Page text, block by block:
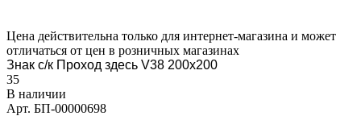
Цена действительна только для интернет-магазина и может
отличаться от цен в розничных магазинах
Знак с/к Проход здесь V38 200х200
35
В наличии
Арт. БП-00000698